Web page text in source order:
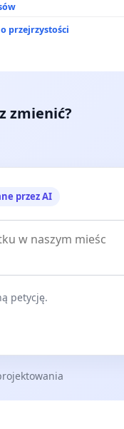
odpowiedzialności
urzędników i
przejrzystości
zmienić?
przez AI
petycję.